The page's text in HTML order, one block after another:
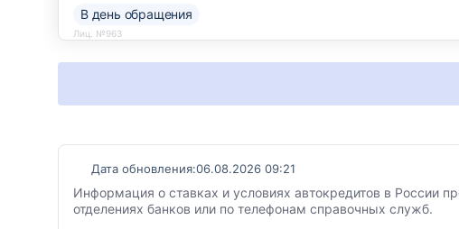
В день обращения
Лиц. №963
Дата обновления:06.08.2026 09:21
Информация о ставках и условиях автокредитов в России
отделениях банков или по телефонам справочных служб.